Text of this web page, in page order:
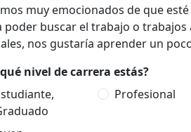
muy emocionados de que
poder buscar el trabajo o
nos gustaría aprender un
nivel de carrera estás?
Profesional